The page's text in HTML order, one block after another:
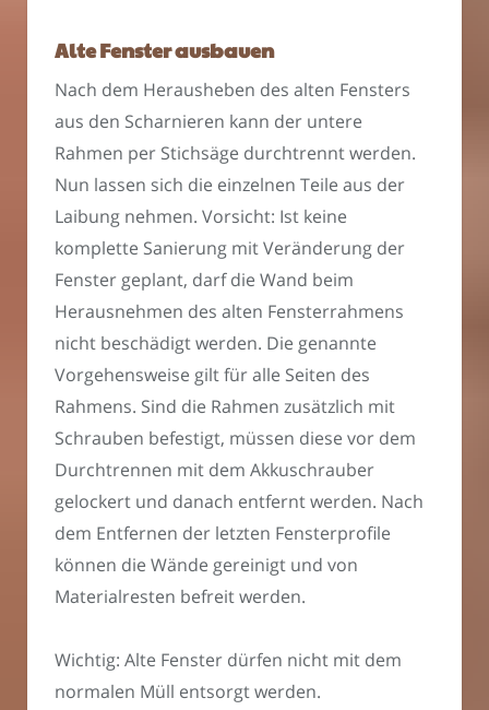
Alte Fenster ausbauen
Nach dem Herausheben des alten Fensters
aus den Scharnieren kann der untere
Rahmen per Stichsäge durchtrennt werden.
Nun lassen sich die einzelnen Teile aus der
Laibung nehmen. Vorsicht: Ist keine
komplette Sanierung mit Veränderung der
Fenster geplant, darf die Wand beim
Herausnehmen des alten Fensterrahmens
nicht beschädigt werden. Die genannte
Vorgehensweise gilt für alle Seiten des
Rahmens. Sind die Rahmen zusätzlich mit
Schrauben befestigt, müssen diese vor dem
Durchtrennen mit dem Akkuschrauber
gelockert und danach entfernt werden. Nach
dem Entfernen der letzten Fensterprofile
können die Wände gereinigt und von
Materialresten befreit werden.
Wichtig: Alte Fenster dürfen nicht mit dem
normalen Müll entsorgt werden.